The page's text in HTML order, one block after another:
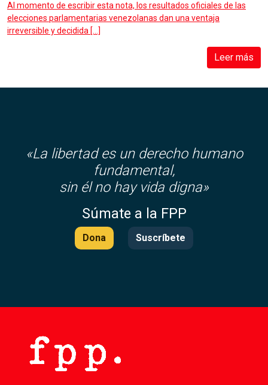
Al momento de escribir esta nota, los resultados oficiales de las
elecciones parlamentarias venezolanas dan una ventaja
irreversible y decidida […]
Leer más
«La libertad es un derecho humano
fundamental,
sin él no hay vida digna»
Súmate a la FPP
Dona Suscríbete